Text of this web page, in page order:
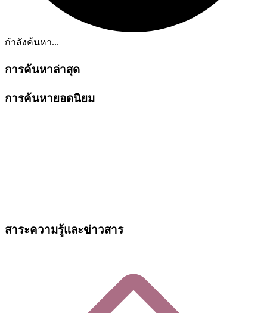
กำลังค้นหา...
การค้นหาล่าสุด
การค้นหายอดนิยม
สาระความรู้และข่าวสาร